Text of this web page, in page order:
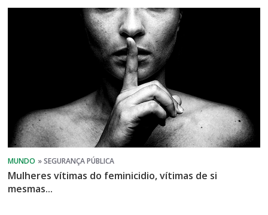
Mulheres vítimas do feminicidio, vítimas de si
mesmas...